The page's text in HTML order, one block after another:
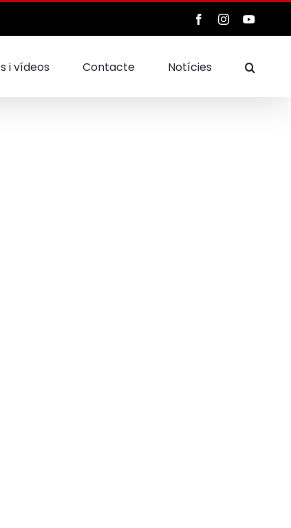
FacebookInstagram
i vídeos Contacte Notícies